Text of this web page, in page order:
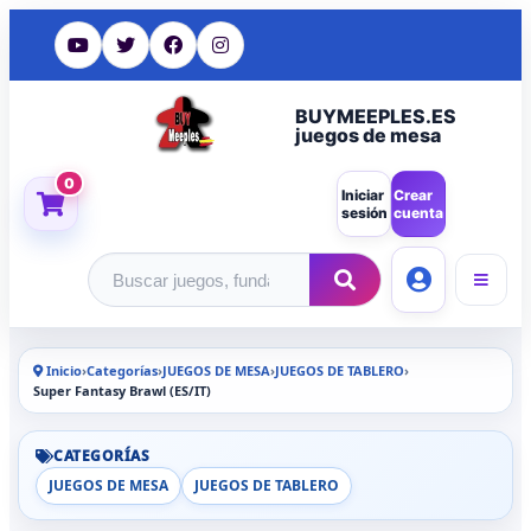
BUYMEEPLES.ES
juegos de mesa
0
Iniciar
sesión
Crear
cuenta
Buscar productos
Inicio›Categorías›JUEGOS DE MESA›JUEGOS DE TABLERO›
Super Fantasy Brawl (ES/IT)
CATEGORÍAS
JUEGOS DE MESA
JUEGOS DE TABLERO